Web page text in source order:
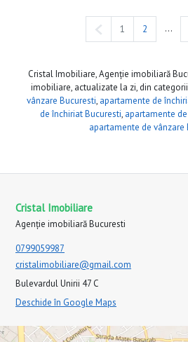
Pagina anterioară
1 2 ...
Cristal Imobiliare, Agenție imobiliară
imobiliare, actualizate la zi, din
vânzare Bucuresti, apartamente de
de închiriat Bucuresti, apartamente
apartamente de vânzare
Cristal Imobiliare
Agenție imobiliară Bucuresti
0799059987
cristalimobiliare@gmail.com
Bulevardul Unirii 47 C
Deschide în Google Maps